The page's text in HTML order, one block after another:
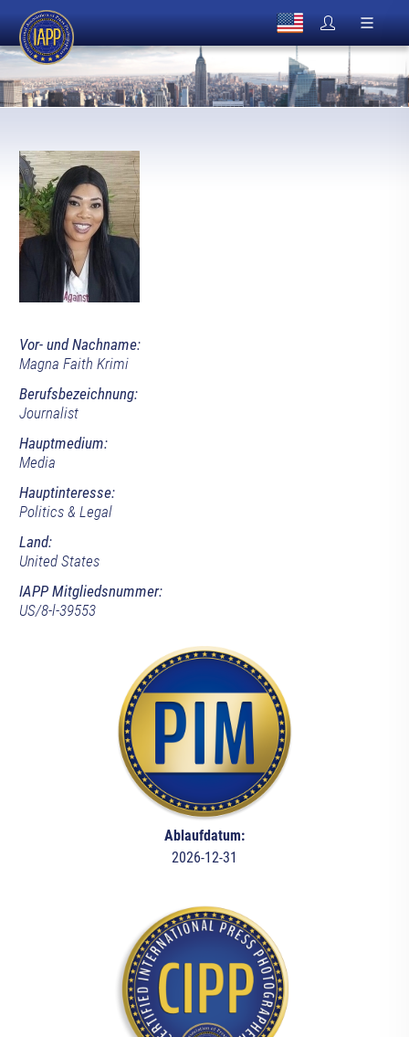
Vor- und Nachname:
Magna Faith Krimi
Berufsbezeichnung:
Journalist
Hauptmedium:
Media
Hauptinteresse:
Politics & Legal
Land:
United States
IAPP Mitgliedsnummer:
US/8-l-39553
Ablaufdatum:
2026-12-31